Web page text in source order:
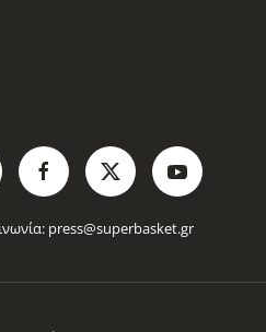
press@superbasket.gr